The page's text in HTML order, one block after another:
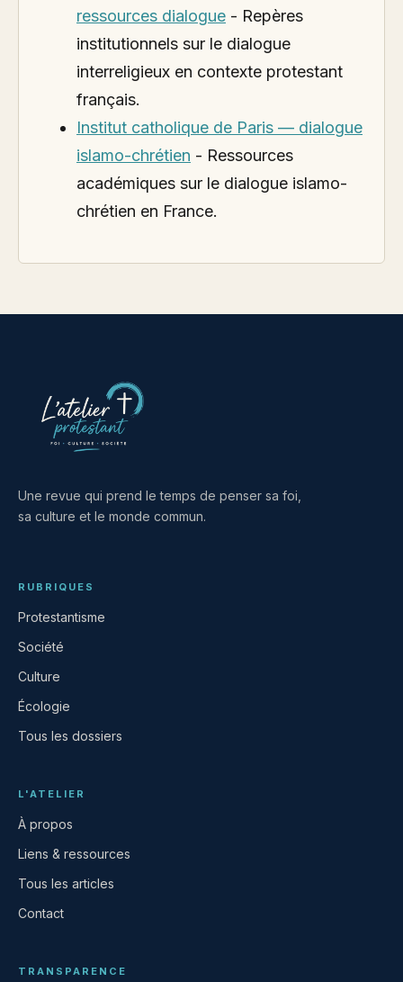
ressources dialogue - Repères
institutionnels sur le dialogue
interreligieux en contexte protestant
français.
Institut catholique de Paris — dialogue
islamo-chrétien - Ressources
académiques sur le dialogue islamo-
chrétien en France.
Une revue qui prend le temps de penser sa foi,
sa culture et le monde commun.
RUBRIQUES
Protestantisme
Société
Culture
Écologie
Tous les dossiers
L'ATELIER
À propos
Liens & ressources
Tous les articles
Contact
TRANSPARENCE